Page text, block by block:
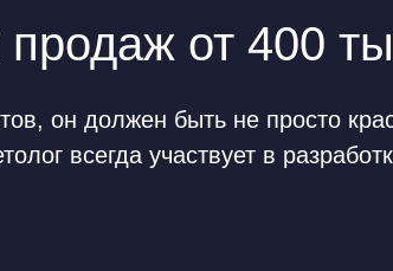
от 400
он должен быть не просто
всегда участвует в